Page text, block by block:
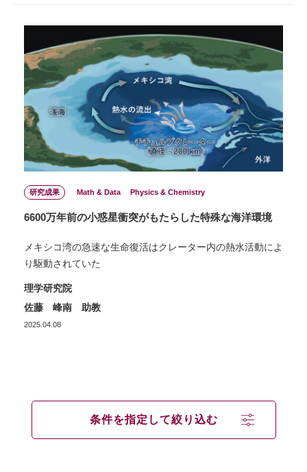
研究成果 Math & Data Physics & Chemistry
6600万年前の小惑星衝突がもたらした特殊な海洋環境
メキシコ湾の急速な生命復活はクレーター内の熱水活動によ
り駆動されていた
理学研究院
佐藤 峰南 助教
2025.04.08
条件を指定して絞り込む